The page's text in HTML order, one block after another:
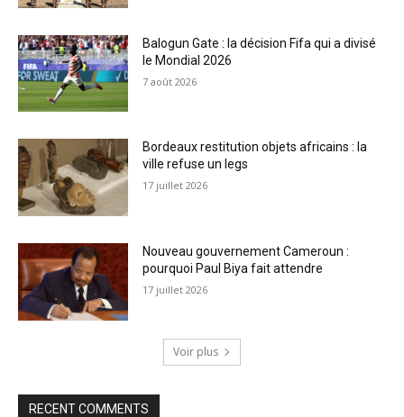
Balogun Gate : la décision Fifa qui a divisé
le Mondial 2026
7 août 2026
Bordeaux restitution objets africains : la
ville refuse un legs
17 juillet 2026
Nouveau gouvernement Cameroun :
pourquoi Paul Biya fait attendre
17 juillet 2026
Voir plus
RECENT COMMENTS